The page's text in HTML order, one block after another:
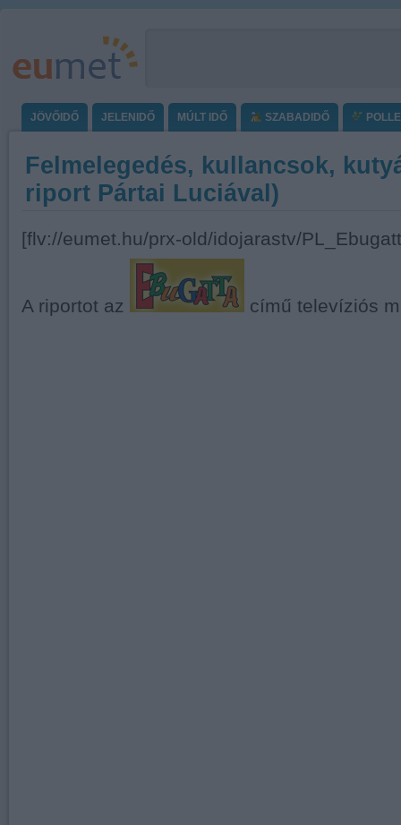
JÖVŐIDŐ JELENIDŐ MÚLT IDŐ SZABADIDŐ
Felmelegedés, kullancsok,
riport Pártai Luciával)
[flv://eumet.hu/prx-old/idojarastv/
A riportot az című televíziós